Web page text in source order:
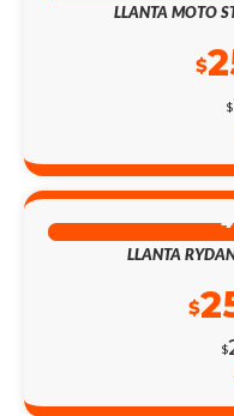
LLANTA MOTO
$
$
LLANTA
$
$